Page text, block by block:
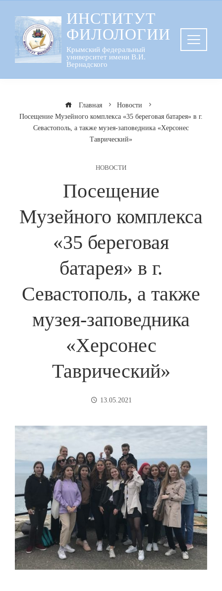
содержанию
ИНСТИТУТ
ФИЛОЛОГИИ
Крымский федеральный
университет имени В.И.
Вернадского
Главная
Новости
Посещение Музейного комплекса «35 береговая батарея» в г.
Севастополь, а также музея-заповедника «Херсонес
Таврический»
НОВОСТИ
Посещение
Музейного комплекса
«35 береговая
батарея» в г.
Севастополь, а также
музея-заповедника
«Херсонес
Таврический»
13.05.2021